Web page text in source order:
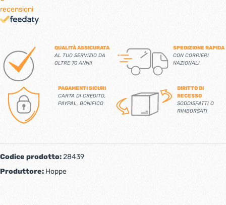
recensioni
QUALITÀ ASSICURATA
AL TUO SERVIZIO DA
OLTRE 70 ANNI!
SPEDIZIONE RAPIDA
CON CORRIERI
NAZIONALI
PAGAMENTI SICURI
CARTA DI CREDITO,
PAYPAL, BONIFICO
DIRITTO DI
RECESSO
SODDISFATTI O
RIMBORSATI
Codice prodotto:28439
Produttore: Hoppe